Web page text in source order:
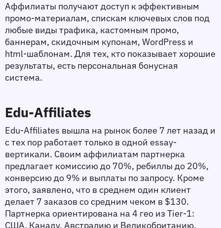
Аффилиаты получают доступ к эффективным
промо-материалам, спискам ключевых слов под
любые виды трафика, кастомным промо,
баннерам, скидочным купонам, WordPress и
html-шаблонам. Для тех, кто показывает хорошие
результаты, есть персональная бонусная
система.
Edu-Affiliates
Edu-Affiliates вышла на рынок более 7 лет назад и
с тех пор работает только в одной essay-
вертикали. Своим аффилиатам партнерка
предлагает комиссию до 70%, ребиллы до 20%,
конверсию до 9% и выплаты по запросу. Кроме
этого, заявлено, что в среднем один клиент
делает 7 заказов со средним чеком в $130.
Партнерка ориентирована на 4 гео из Tier-1:
США, Канаду, Австралию и Великобританию.